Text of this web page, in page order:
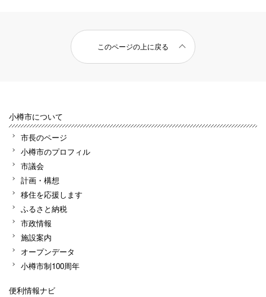
このページの上に戻る
小樽市について
市長のページ
小樽市のプロフィル
市議会
計画・構想
移住を応援します
ふるさと納税
市政情報
施設案内
オープンデータ
小樽市制100周年
便利情報ナビ